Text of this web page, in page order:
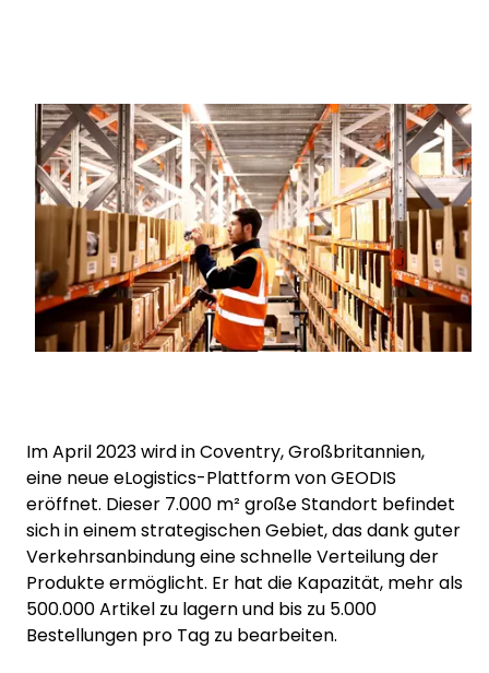
Keepeek
Im April 2023 wird in Coventry, Großbritannien,
eine neue eLogistics-Plattform von GEODIS
eröffnet. Dieser 7.000 m² große Standort befindet
sich in einem strategischen Gebiet, das dank guter
Verkehrsanbindung eine schnelle Verteilung der
Produkte ermöglicht. Er hat die Kapazität, mehr als
500.000 Artikel zu lagern und bis zu 5.000
Bestellungen pro Tag zu bearbeiten.